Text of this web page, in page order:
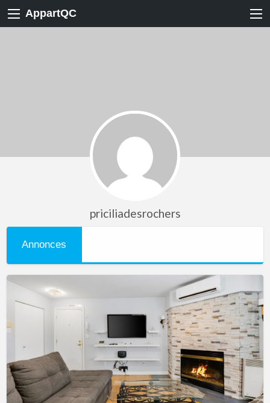
AppartQC
priciliadesrochers
Annonces
Repentigny
chaleureux
2
chambres
à